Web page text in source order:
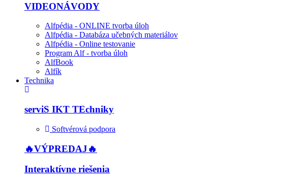
VIDEONÁVODY
Alfpédia - ONLINE tvorba úloh
Alfpédia - Databáza učebných materiálov
Alfpédia - Online testovanie
Program Alf - tvorba úloh
AlfBook
Alfík
Technika
serviS IKT TEchniky
Softvérová podpora
🔥VÝPREDAJ🔥
Interaktívne riešenia